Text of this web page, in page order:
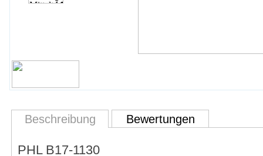
Beschreibung Bewertungen
PHL B17-1130